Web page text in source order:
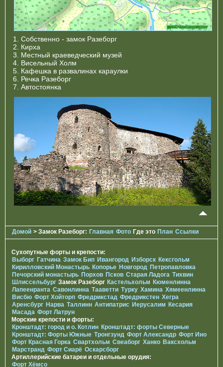
1. Собственно - замок Разеборг
2. Кирха
3. Местный краеведческий музей
4. Висельный Холм
5. Кафешка в развалинах караулки
6. Речка Разеборг
7. Автостоянка
Домой > Замок Разеборг: Главная Фото Где это План Ссылки
Сухопутные форты и крепости:
Выборг Гатчина Замок Бип Ивангород Изборск Кексгольм
Кирилловский Монастырь Копорье Новгород Петропавловка
Печорcкий монастырь Порхов Псков Старая Ладога Тихвин
Шлиссельбург Замок Разеборг Кастельхольм Кюменлинна
Лапеенранта Савонлинна Тааветти Турку Хамина Хямеенлинна
Висбю Форт Хойторп Фредрикстад Фредрикстен Хегра
Аренсбург Нарва Таллинн Антипатрис Иерусалим Кесария
Масада Форт Латрун
Морские крепости и форты:
Кронштадт: город и о. Котлин Кронштадт: форты Северные
Кронштадт: Форты Южные Тронгзунд Форт Александр Форт Ино
Форт Красная Горка Свартхольм Свеаборг Ханко Ваксхольм
Марстранд Форт Сиарё Оскарсборг
Артиллерийские батареи и отдельные орудия:
Форт Хёмсо